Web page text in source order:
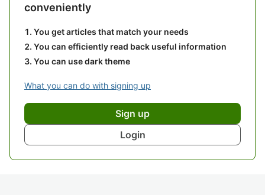
conveniently
You get articles that match your needs
You can efficiently read back useful information
You can use dark theme
What you can do with signing up
Sign up
Login